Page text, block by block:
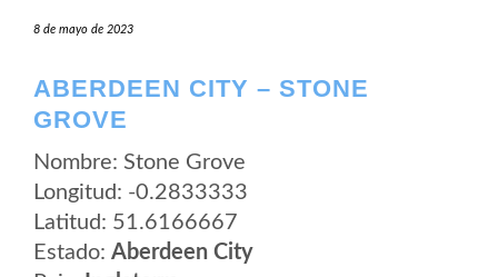
8 de mayo de 2023
ABERDEEN CITY – STONE
GROVE
Nombre: Stone Grove
Longitud: -0.2833333
Latitud: 51.6166667
Estado: Aberdeen City